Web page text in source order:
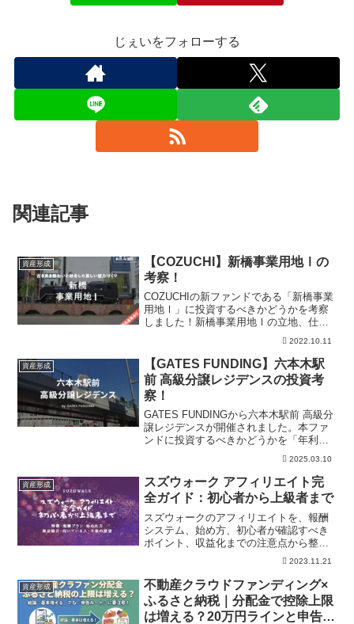
じぇいをフォローする
関連記事
資産形成
【COZUCHI】新橋事業用地Ⅰの
考察！
COZUCHIの新ファンドである「新橋事業
用地Ⅰ」に投資するべきかどうかを考察
しました！新橋事業用地Ⅰの立地、仕入
れのディスカウント率、投資のリスクの
低さなどを考察し、投資するべきかどう
かを解説しています。また、利回り上昇
の期待についても解説してます。
2022.10.11
資産形成
【GATES FUNDING】六本木駅
前 高級分譲レジデンスの投資考
察！
GATES FUNDINGから六本木駅前 高級分
譲レジデンスが開催されました。本ファ
ンドに投資するべきかどうかを「年利」
「リスク」「事業内容」の視点で解説し
ています。またGATES FUNDINGの過去
実績などもまとめており、本案件の投資
の有無の参考にしていただければ幸いで
す。
2025.03.10
資産形成
スズウォーク アフィリエイト完
全ガイド：初心者から上級者まで
スズウォークのアフィリエイトを、報酬
システム、始め方、初心者が確認すべき
ポイント、収益化までの注意点から整
理。登録前に公式条件、成果発生の仕組
業量、過度な期待を避ける確認点を確認
できます。
2023.11.21
資産形成
不動産クラウドファンディング×
ふるさと納税｜分配金で控除上限
は増える？20万円ラインと申告の